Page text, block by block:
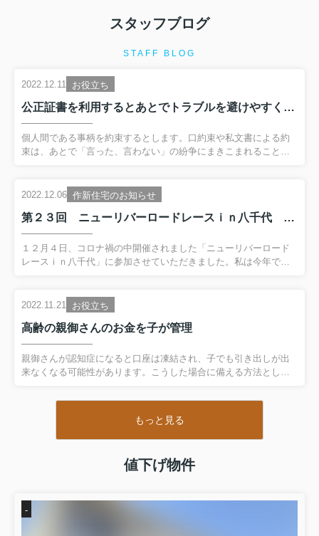
平素は格別のお引き立てをいただき厚く御礼申し
誠に勝手ながら下記日程を冬季休業とさせていた
だきます。
令和７年１２月２８日（日）～令和８年１月７日
（水）
ご不便をお掛けいたしますがご了承くださいます
お願い申し上げます。
１月８日（木）より通常営業いたします。
2025.08.11
【夏季休業のお知らせ】
上げます。
誠に勝手ながら下記日程を夏季休業とさせていた
だきます。
期間中のお問い合わせは、８月２１日（木）より
順次ご対応いたします。
ご不便をお掛けいたしますがご了承くださいます
ようお願い申し上げます。
８月２１日（木）より通常営業いたします。
【夏季休業のお知らせ】
スタッフブログ
STAFF BLOG
2022.12.11 お役立ち
公正証書を利用するとあとでトラブルを避けやすくなります。
個人間である事柄を約束するとします。口約束や私文書による約
束は、あとで「言った、言わない」の紛争にまきこまれることも
役場で作成します。法務大臣により任命された法律の専門家であ
る公証人が職務権限によって作成してくれますので私文書に比べ
信頼度が高くなります。作成手数料はかかりますが約束の重要度
によっては利用してみてはいかがですか。八千代市の不動産なら
作新住宅にお任せください！
2022.12.06 作新住宅のお知らせ
第２３回 ニューリバーロードレースｉｎ八千代 八千代市のスポーツイベントに参加しました。
１２月４日、コロナ禍の中開催されました「ニューリバーロード
レースｉｎ八千代」に参加させていただきました。私は今年で５
す。仕事を離れた仲間との交流、沢山のランナーの方と一緒に走
れるという非日常性がまた日々の生活を頑張ろうと励みになりま
す。私は走歴１３年になりましたが、まだまだ走り続けます！今
回１０kmで上位入賞されました朝倉様、さすがです。おめでとう
ございます。八千代市の不動産なら作新住宅へお任せください！
2022.11.21 お役立ち
高齢の親御さんのお金を子が管理
親御さんが認知症になると口座は凍結され、子でも引き出しが出
来なくなる可能性があります。こうした場合に備える方法として
す。子が自分名義で銀行口座をつくります。預かり金のためだけ
けて管理します。そして親御さんからお金を預かるときに覚書を
交わします。親御さんと子が自筆で署名押印します。税務遺書か
の親族が「自分のために使い込んでいるのではないか」と疑うこ
もっと見る
値下げ物件
-